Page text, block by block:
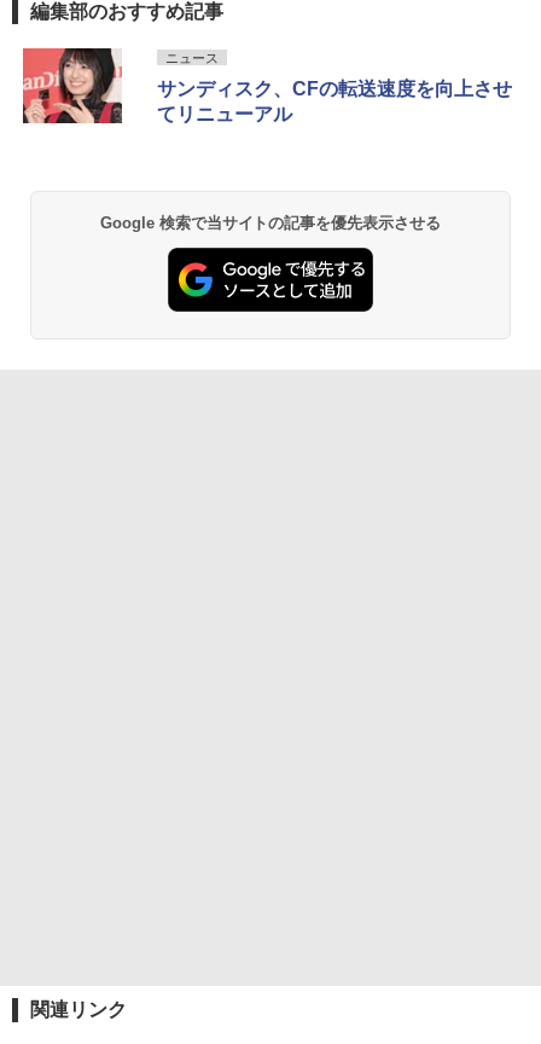
編集部のおすすめ記事
ニュース
サンディスク、CFの転送速度を向上させ
てリニューアル
Google 検索で当サイトの記事を優先表示させる
関連リンク